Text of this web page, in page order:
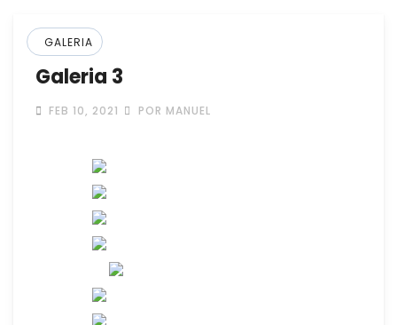
GALERIA
Galeria 3
FEB 10, 2021 POR MANUEL